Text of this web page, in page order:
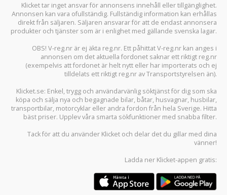
Klicket tar inget ansvar för annonsens innehåll eller tillgänglighet.
Annonsen kan vara ofullständig. Fullständig information kan erhållas
direkt från säljaren. Säljaren ansvarar för att de endast annonsera
produkter och tjänster som är i enlighet med gällande svenska lagar.
OBS! V-reg.nr är ej äkta reg.nr. Ett påhittat V-reg.nr kan anges i
annonsen om det aktuella fordonet saknar ett riktigt reg.nr
(exempelvis att fordonet är helt nytt eller har importerats och ej
tilldelats ett riktigt reg.nr av Transportstyrelsen än).
Klicket.se: Enkel, trygg och användarvänlig söktjänst för dig som ska
köpa och sälja nya och begagnade bilar, båtar, husvagnar, husbilar,
transportbilar, motorcyklar eller andra fordon från hela Sverige. Hitta
bäst priser. Upplev våra smarta sökfunktioner med snabba filter.
Tack för att du använder Klicket och delar det du gillar med dina
vänner!
Ladda ner Klicket-appen gratis: